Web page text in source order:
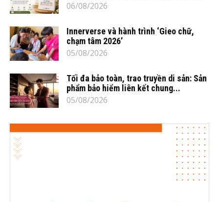
06/08/2026
Innerverse và hành trình ‘Gieo chữ,
chạm tâm 2026’
05/08/2026
Tối đa bảo toàn, trao truyền di sản: Sản
phẩm bảo hiểm liên kết chung...
05/08/2026